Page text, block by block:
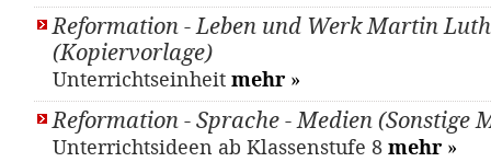
Reformation - Leben und Werk Martin
(Kopiervorlage)
Unterrichtseinheit mehr »
Reformation - Sprache - Medien (Sonstige
Unterrichtsideen ab Klassenstufe 8 mehr »